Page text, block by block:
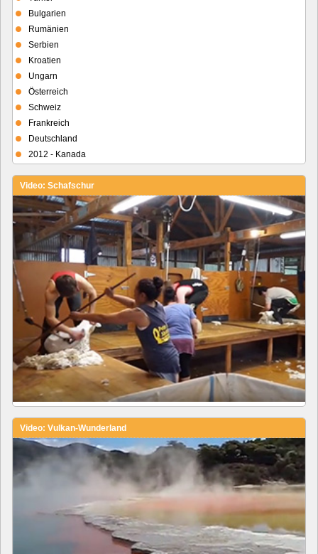
Bulgarien
Rumänien
Serbien
Kroatien
Ungarn
Österreich
Schweiz
Frankreich
Deutschland
2012 - Kanada
Video: Schafschur
Video: Vulkan-Wunderland